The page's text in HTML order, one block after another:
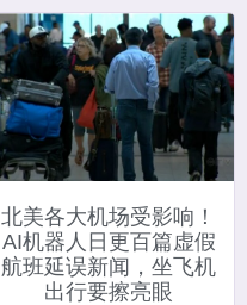
北美各大机场受影响！
AI机器人日更百篇虚假
航班延误新闻，坐飞机
出行要擦亮眼